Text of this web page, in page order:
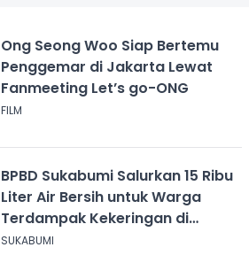
Ong Seong Woo Siap Bertemu
Penggemar di Jakarta Lewat
Fanmeeting Let’s go-ONG
FILM
BPBD Sukabumi Salurkan 15 Ribu
Liter Air Bersih untuk Warga
Terdampak Kekeringan di
Cicurug
SUKABUMI